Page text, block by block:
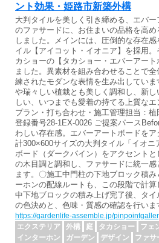
ント効果・姫路市新築外構
大判タイルを美しく引き締める、エバ
のファサードに、お住まいの品格を高
しました。メインには、圧倒的な存在
イル【アイコット・イオニア】を採用
カショーの【タカショー・エバーアー
ました。異素材を組み合わせることで
練されたモダンな表情を生み出してい
や瑞々しい植栽とも美しく調和し、新
しい、いつまでも愛着の持てる上質なエ
プラン・打ち合わせ・施工管理担当：
登録番号28-1EX-0026 ご提案パース
わしい存在感。エバーアートボードを
計300×600サイズの大判タイル「イオニ
ボード（ダークパイン）をアクセント
の木目調と調和し、ファサードに統一
ます。〇施工中門柱の下地ブロック積
ーホンの配線ルートも、この段階で計
中下地ブロックの積み上げ完了後、タ
の色決めと、色味・質感の確認を行い
https://gardenlife-assemble.jp/
エクステリア
外構 庭 タカショー フェ
インターホン
ガーデン デザイン
ファサ